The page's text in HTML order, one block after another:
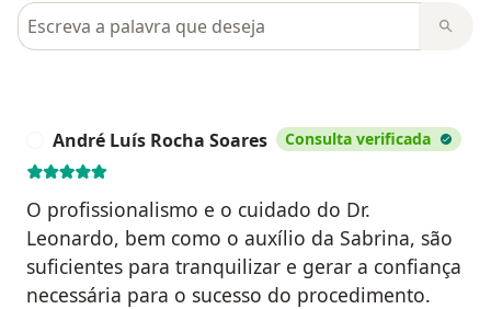
Pesquisar em opiniões
André Luís Rocha Soares Consulta verificada
O profissionalismo e o cuidado do Dr.
Leonardo, bem como o auxílio da Sabrina, são
suficientes para tranquilizar e gerar a confiança
necessária para o sucesso do procedimento.